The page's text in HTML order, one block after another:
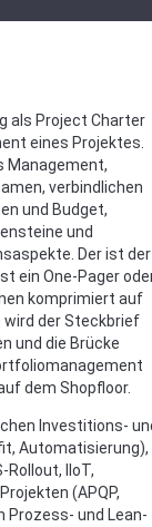
als Project Charter
eines Projektes.
Management,
verbindlichen
und Budget,
und
Der ist der
ein One-Pager
komprimiert auf
wird der Steckbrief
und die Brücke
dem Shopfloor.
Investitions-
Automatisierung),
Rollout, IIoT,
(APQP,
Prozess- und Lean-